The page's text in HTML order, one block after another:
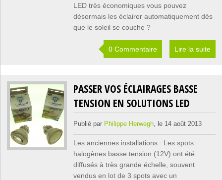
LED très économiques vous pouvez
désormais les éclairer automatiquement dès
que le soleil se couche ?
0 Commentaire Lire la suite
PASSER VOS ÉCLAIRAGES BASSE
TENSION EN SOLUTIONS LED
Publié par Philippe Herwegh, le 14 août 2013
Les anciennes installations : Les spots
halogènes basse tension (12V) ont été
diffusés à très grande échelle, souvent
vendus en lot de 3 spots avec un